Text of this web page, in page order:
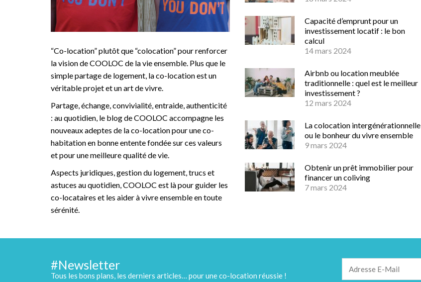
“Co-location” plutôt que “colocation” pour renforcer
la vision de COOLOC de la vie ensemble. Plus que le
simple partage de logement, la co-location est un
véritable projet et un art de vivre.
Partage, échange, convivialité, entraide, authenticité
: au quotidien, le blog de COOLOC accompagne les
nouveaux adeptes de la co-location pour une co-
habitation en bonne entente fondée sur ces valeurs
et pour une meilleure qualité de vie.
Aspects juridiques, gestion du logement, trucs et
astuces au quotidien, COOLOC est là pour guider les
co-locataires et les aider à vivre ensemble en toute
sérénité.
Capacité d’emprunt pour un
investissement locatif : le bon
calcul
14 mars 2024
Airbnb ou location meublée
traditionnelle : quel est le meilleur
investissement ?
12 mars 2024
La colocation intergénérationnelle
ou le bonheur du vivre ensemble
9 mars 2024
Obtenir un prêt immobilier pour
financer un coliving
7 mars 2024
#Newsletter
Tous les bons plans, les derniers articles… pour une co-location réussie !